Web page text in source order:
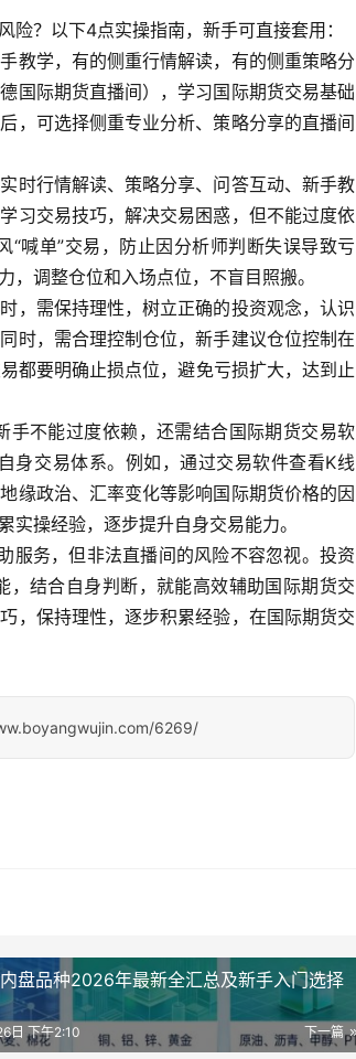
？以下4点实操指南，新手可直接套用：
教学，有的侧重行情解读，有的侧重策略分
国际期货直播间），学习国际期货交易基础
，可选择侧重专业分析、策略分享的直播间
时行情解读、策略分享、问答互动、新手教
习交易技巧，解决交易困惑，但不能过度依
喊单”交易，防止因分析师判断失误导致亏
调整仓位和入场点位，不盲目照搬。
，需保持理性，树立正确的投资观念，认识
时，需合理控制仓位，新手建议仓位控制在
都要明确止损点位，避免亏损扩大，达到止
不能过度依赖，还需结合国际期货交易软
身交易体系。例如，通过交易软件查看K线
缘政治、汇率变化等影响国际期货价格的因
操经验，逐步提升自身交易能力。
服务，但非法直播间的风险不容忽视。投资
结合自身判断，就能高效辅助国际期货交
，保持理性，逐步积累经验，在国际期货交
6269/
盘品种2026年最新全汇总及新手入门选择
下一篇
日 下午2:10